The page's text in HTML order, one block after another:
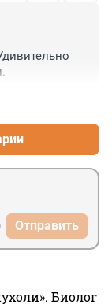
Отправить
Биолог